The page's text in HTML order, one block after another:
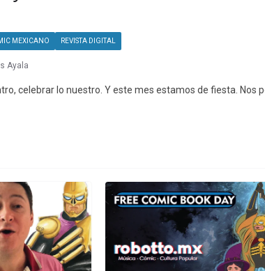
MEXICANO REVISTA DIGITAL
Ayala
celebrar lo nuestro. Y este mes estamos de fiesta. Nos